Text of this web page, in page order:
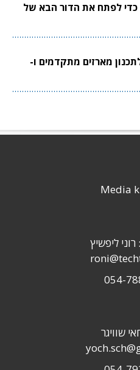
כדי לפתח את הדור הבא של
מארזים מתקדמים ו-
Media
ליפשיץ
054-
שוויגר